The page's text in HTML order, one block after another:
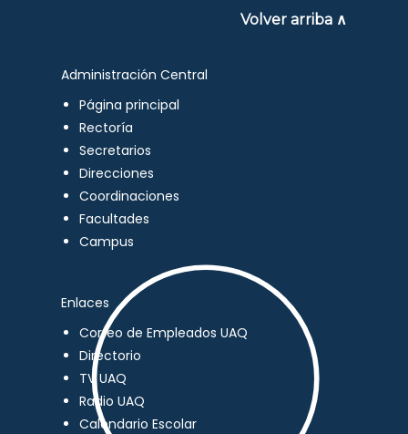
Volver arriba ∧
Administración Central
Página principal
Rectoría
Secretarios
Direcciones
Coordinaciones
Facultades
Campus
Enlaces
Correo de Empleados UAQ
Directorio
TV UAQ
Radio UAQ
Calendario Escolar